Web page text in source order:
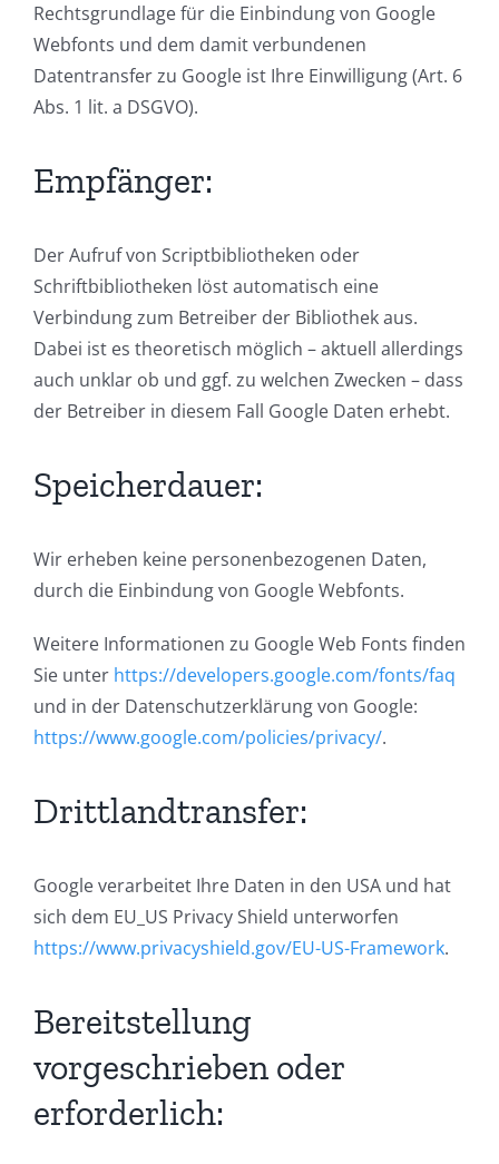
Rechtsgrundlage für die Einbindung von Google
Webfonts und dem damit verbundenen
Datentransfer zu Google ist Ihre Einwilligung (Art. 6
Abs. 1 lit. a DSGVO).
Empfänger:
Der Aufruf von Scriptbibliotheken oder
Schriftbibliotheken löst automatisch eine
Verbindung zum Betreiber der Bibliothek aus.
Dabei ist es theoretisch möglich – aktuell allerdings
auch unklar ob und ggf. zu welchen Zwecken – dass
der Betreiber in diesem Fall Google Daten erhebt.
Speicherdauer:
Wir erheben keine personenbezogenen Daten,
durch die Einbindung von Google Webfonts.
Weitere Informationen zu Google Web Fonts finden
Sie unter https://developers.google.com/fonts/faq
und in der Datenschutzerklärung von Google:
https://www.google.com/policies/privacy/.
Drittlandtransfer:
Google verarbeitet Ihre Daten in den USA und hat
sich dem EU_US Privacy Shield unterworfen
https://www.privacyshield.gov/EU-US-Framework.
Bereitstellung
vorgeschrieben oder
erforderlich: